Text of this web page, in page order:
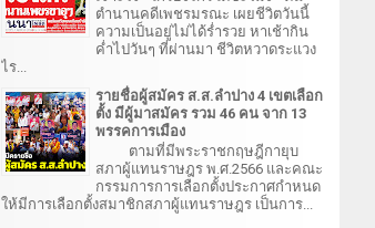
ตำนานคดีเพชรมรณะ เผยชีวิตวันนี้
ความเป็นอยู่ไม่ได้ร่ำรวย หาเช้ากิน
ค่ำไปวันๆ ที่ผ่านมา ชีวิตหวาดระแวง
ไร...
รายชื่อผู้สมัคร ส.ส.ลำปาง 4 เขตเลือก
ตั้ง มีผู้มาสมัคร รวม 46 คน จาก 13
พรรคการเมือง
ตามที่มีพระราชกฤษฎีกายุบ
สภาผู้แทนราษฎร พ.ศ.2566 และคณะ
กรรมการการเลือกตั้งประกาศกำหนด
ให้มีการเลือกตั้งสมาชิกสภาผู้แทนราษฎร เป็นการ...